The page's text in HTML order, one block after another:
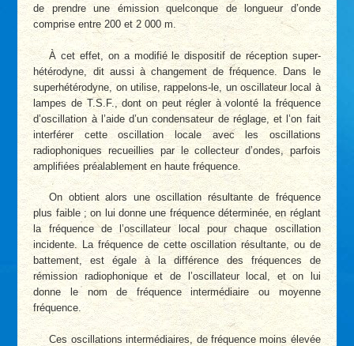
de prendre une émission quelconque de longueur d’onde
comprise entre 200 et 2 000 m.
À cet effet, on a modifié le dispositif de réception super-
hétérodyne, dit aussi à changement de fréquence. Dans le
superhétérodyne, on utilise, rappelons-le, un oscillateur local à
lampes de T.S.F., dont on peut régler à volonté la fréquence
d’oscillation à l’aide d’un condensateur de réglage, et l’on fait
interférer cette oscillation locale avec les oscillations
radiophoniques recueillies par le collecteur d’ondes, parfois
amplifiées préalablement en haute fréquence.
On obtient alors une oscillation résultante de fréquence
plus faible ; on lui donne une fréquence déterminée, en réglant
la fréquence de l’oscillateur local pour chaque oscillation
incidente. La fréquence de cette oscillation résultante, ou de
battement, est égale à la différence des fréquences de
rémission radiophonique et de l’oscillateur local, et on lui
donne le nom de fréquence intermédiaire ou moyenne
fréquence.
Ces oscillations intermédiaires, de fréquence moins élevée